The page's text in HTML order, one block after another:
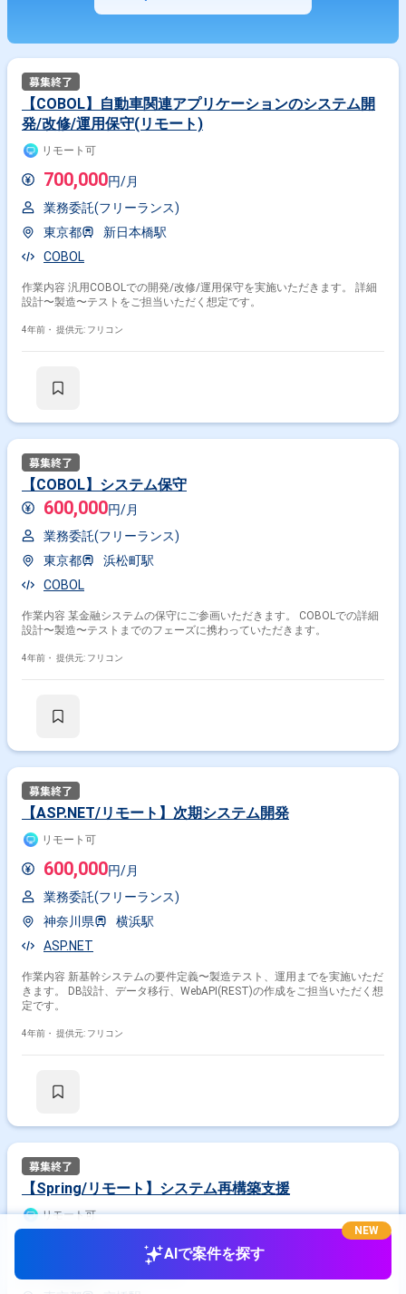
【COBOL】自動車関連アプリケーションのシステム開
発/改修/運用保守(リモート)
リモート可
700,000円/月
業務委託(フリーランス)
東京都
新日本橋駅
COBOL
作業内容 汎用COBOLでの開発/改修/運用保守を実施いただきます。 詳細
設計〜製造〜テストをご担当いただく想定です。
4年前・ 提供元: フリコン
【COBOL】システム保守
600,000円/月
業務委託(フリーランス)
東京都
浜松町駅
COBOL
作業内容 某金融システムの保守にご参画いただきます。 COBOLでの詳細
設計〜製造〜テストまでのフェーズに携わっていただきます。
4年前・ 提供元: フリコン
【ASP.NET/リモート】次期システム開発
リモート可
600,000円/月
業務委託(フリーランス)
神奈川県
横浜駅
ASP.NET
作業内容 新基幹システムの要件定義〜製造テスト、運用までを実施いただ
きます。 DB設計、データ移行、WebAPI(REST)の作成をご担当いただく想
定です。
4年前・ 提供元: フリコン
【Spring/リモート】システム再構築支援
リモート可
AIで案件を探す
NEW